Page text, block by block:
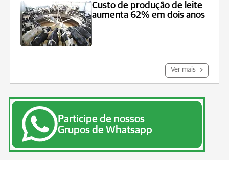
Custo de produção de leite
aumenta 62% em dois anos
Ver mais
Participe de nossos
Grupos de Whatsapp